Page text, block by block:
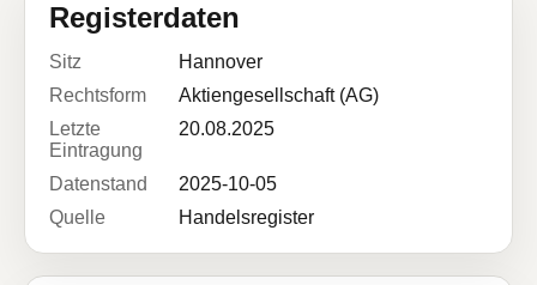
Registerdaten
Sitz
Hannover
Rechtsform
Aktiengesellschaft (AG)
Letzte
Eintragung
20.08.2025
Datenstand
2025-10-05
Quelle
Handelsregister